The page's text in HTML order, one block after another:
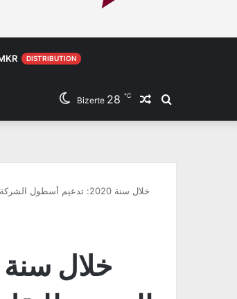
DISTRIBUTION
Rechercher
Article
Bizerte 28 ℃